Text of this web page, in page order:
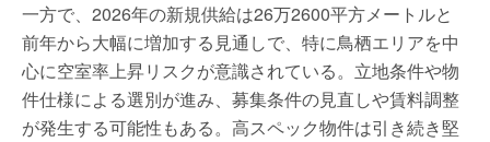
一方で、2026年の新規供給は26万2600平方メートルと
前年から大幅に増加する見通しで、特に鳥栖エリアを中
心に空室率上昇リスクが意識されている。立地条件や物
件仕様による選別が進み、募集条件の見直しや賃料調整
が発生する可能性もある。高スペック物件は引き続き堅